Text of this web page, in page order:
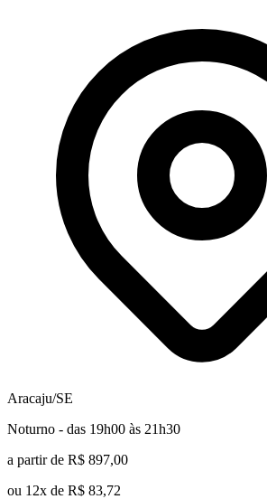
Aracaju/SE
Noturno - das 19h00 às 21h30
a partir de R$ 897,00
ou 12x de R$ 83,72